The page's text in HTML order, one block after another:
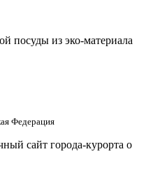
посуды из эко-материала
Федерация
сайт города-курорта о